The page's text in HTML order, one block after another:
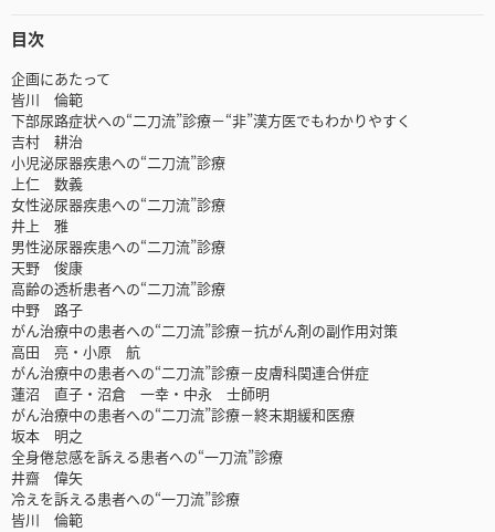
目次
企画にあたって
皆川 倫範
下部尿路症状への“二刀流”診療－“非”漢方医でもわかりやすく
吉村 耕治
小児泌尿器疾患への“二刀流”診療
上仁 数義
女性泌尿器疾患への“二刀流”診療
井上 雅
男性泌尿器疾患への“二刀流”診療
天野 俊康
高齢の透析患者への“二刀流”診療
中野 路子
がん治療中の患者への“二刀流”診療－抗がん剤の副作用対策
高田 亮・小原 航
がん治療中の患者への“二刀流”診療－皮膚科関連合併症
蓮沼 直子・沼倉 一幸・中永 士師明
がん治療中の患者への“二刀流”診療－終末期緩和医療
坂本 明之
全身倦怠感を訴える患者への“一刀流”診療
井齋 偉矢
冷えを訴える患者への“一刀流”診療
皆川 倫範